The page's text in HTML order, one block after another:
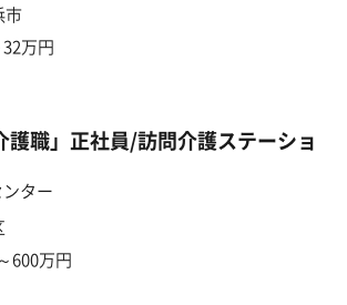
市
万円
護職」正社員/訪問介護ステーショ
ター
600万円